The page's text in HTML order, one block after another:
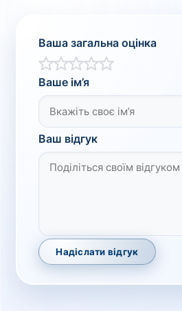
Ваша загальна оцінка
Ваше ім’я
Ваш відгук
Надіслати відгук